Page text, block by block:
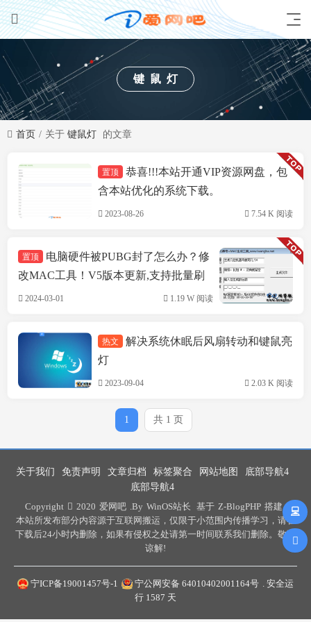
键鼠灯
首页 关于 键鼠灯 的文章
技术方案
置顶
恭喜!!!本站开通VIP资源网盘，包
含本站优化的系统下载。
2023-08-26 7.54 K 阅读
置顶
电脑硬件被PUBG封了怎么办？修
改MAC工具！V5版本更新,支持批量刷
机,支持INTEL&瑞立网卡
2024-03-01 1.19 W 阅读
技术方案
热文
解决系统休眠后风扇转动和键鼠亮
灯
2023-09-04 2.03 K 阅读
1 共 1 页
关于我们 免责声明 文章归档 标签聚合 网站地图
底部导航4
底部导航4
Copyright
2020 爱网吧 .By WinOS站长 基于 Z-BlogPHP 搭建 .
本站所发布部分内容源于互联网搬运，仅限于小范围内传播学习，请在
下载后24小时内删除，如果有侵权之处请第一时间联系我们删除。敬请
谅解!
宁ICP备19001457号-1 宁公网安备 64010402001164号 . 安全运
行 1587 天